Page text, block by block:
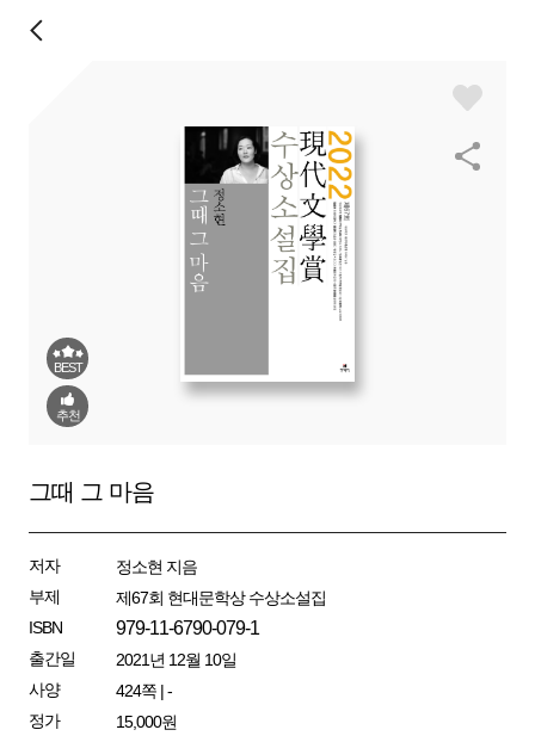
BEST
추천
그때 그 마음
저자
정소현 지음
부제
제67회 현대문학상 수상소설집
ISBN
979-11-6790-079-1
출간일
2021년 12월 10일
사양
424쪽 | -
정가
15,000원